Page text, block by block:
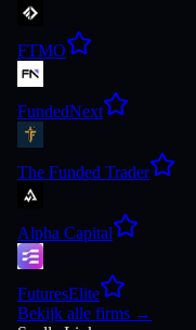
FTMO
FundedNext
The Funded Trader
Alpha Capital
FuturesElite
Bekijk alle firms →